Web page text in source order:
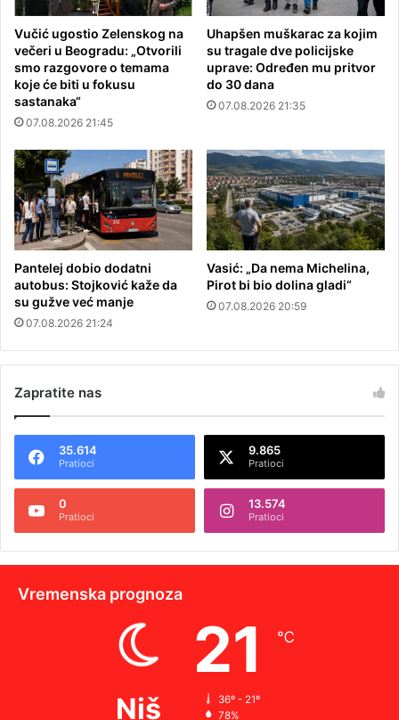
Vučić ugostio Zelenskog na
večeri u Beogradu: „Otvorili
smo razgovore o temama
koje će biti u fokusu
sastanaka“
07.08.2026 21:45
Uhapšen muškarac za kojim
su tragale dve policijske
uprave: Određen mu pritvor
do 30 dana
07.08.2026 21:35
Pantelej dobio dodatni
autobus: Stojković kaže da
su gužve već manje
07.08.2026 21:24
Vasić: „Da nema Michelina,
Pirot bi bio dolina gladi“
07.08.2026 20:59
Zapratite nas
35.614
Pratioci
9.865
Pratioci
0
Pratioci
13.574
Pratioci
Vremenska prognoza
Niš
21 ℃
36º - 21º
78%